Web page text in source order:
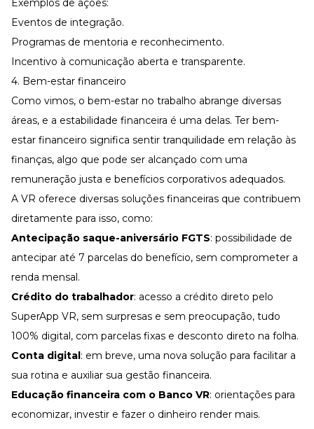
Exemplos de ações:
Eventos de integração.
Programas de mentoria e reconhecimento.
Incentivo à comunicação aberta e transparente.
4. Bem-estar financeiro
Como vimos, o bem-estar no trabalho abrange diversas
áreas, e a estabilidade financeira é uma delas. Ter bem-
estar financeiro significa sentir tranquilidade em relação às
finanças, algo que pode ser alcançado com uma
remuneração justa e benefícios corporativos adequados.
A VR oferece diversas soluções financeiras que contribuem
diretamente para isso, como:
Antecipação saque-aniversário FGTS: possibilidade de
antecipar até 7 parcelas do benefício, sem comprometer a
renda mensal.
Crédito do trabalhador: acesso a crédito direto pelo
SuperApp VR, sem surpresas e sem preocupação, tudo
100% digital, com parcelas fixas e desconto direto na folha.
Conta digital: em breve, uma nova solução para facilitar a
sua rotina e auxiliar sua gestão financeira.
Educação financeira com o Banco VR: orientações para
economizar, investir e fazer o dinheiro render mais.